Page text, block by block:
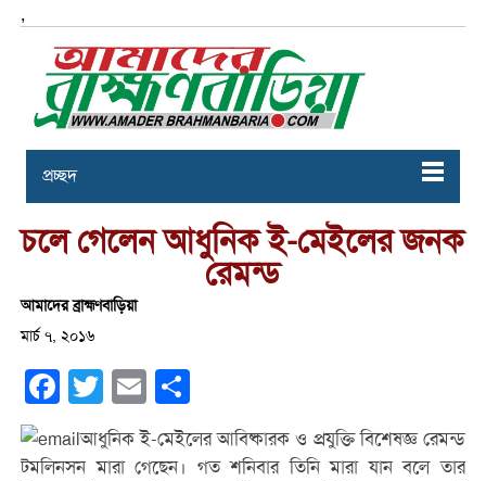
,
প্রচ্ছদ
চলে গেলেন আধুনিক ই-মেইলের জনক
রেমন্ড
আমাদের ব্রাহ্মণবাড়িয়া
মার্চ ৭, ২০১৬
Facebook
Twitter Email
আধুনিক ই-মেইলের আবিষ্কারক ও প্রযুক্তি বিশেষজ্ঞ রেমন্ড
টমলিনসন মারা গেছেন। গত শনিবার তিনি মারা যান বলে তার